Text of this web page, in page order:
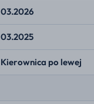
03.2026
03.2025
Kierownica po lewej